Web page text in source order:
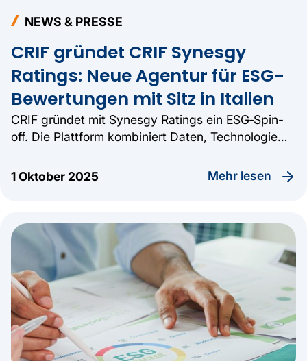
NEWS & PRESSE
CRIF gründet CRIF Synesgy
Ratings: Neue Agentur für ESG-
Bewertungen mit Sitz in Italien
CRIF gründet mit Synesgy Ratings ein ESG‑Spin-
off. Die Plattform kombiniert Daten, Technologie
ESG‑Bewertungen zu setzen.
1 Oktober 2025 Mehr lesen